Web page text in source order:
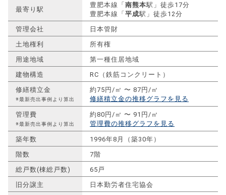
最寄り駅
豊肥本線「南熊本駅」徒歩17分
豊肥本線「平成駅」徒歩12分
管理会社
日本管財
土地権利
所有権
用途地域
第一種住居地域
建物構造
RC（鉄筋コンクリート）
修繕積立金
※最新売出事例より算出
約75円/㎡ 〜 87円/㎡
修繕積立金の推移グラフを見る
管理費
※最新売出事例より算出
約80円/㎡ 〜 91円/㎡
管理費の推移グラフを見る
築年数
1996年8月（築30年）
階数
7階
総戸数(棟総戸数)
65戸
旧分譲主
日本勤労者住宅協会